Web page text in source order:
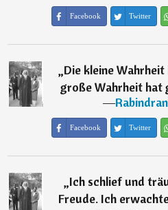
Facebook Twitter
„Die kleine
große Wahrheit hat
―
Facebook Twitter
„Ich schlief und
Freude. Ich